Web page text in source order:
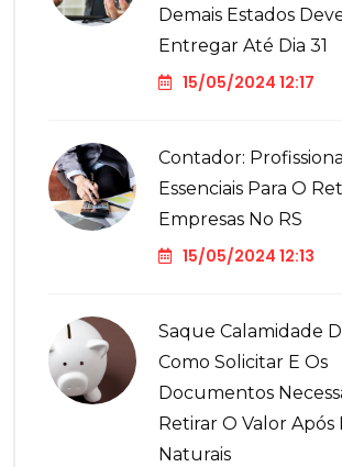
Demais Estados
Entregar Até Dia 31
15/05/2024 12:17
Contador:
Essenciais Para O
Empresas No RS
15/05/2024 12:13
Saque Calamidade
Como Solicitar E Os
Documentos
Retirar O Valor Após
Naturais